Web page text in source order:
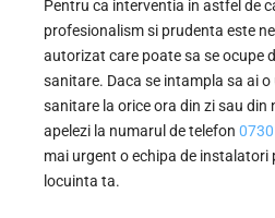
Pentru ca interventia in astfel de
profesionalism si prudenta este
autorizat care poate sa se ocupe
sanitare. Daca se intampla sa ai
sanitare la orice ora din zi sau din
apelezi la numarul de telefon
mai urgent o echipa de
locuinta ta.